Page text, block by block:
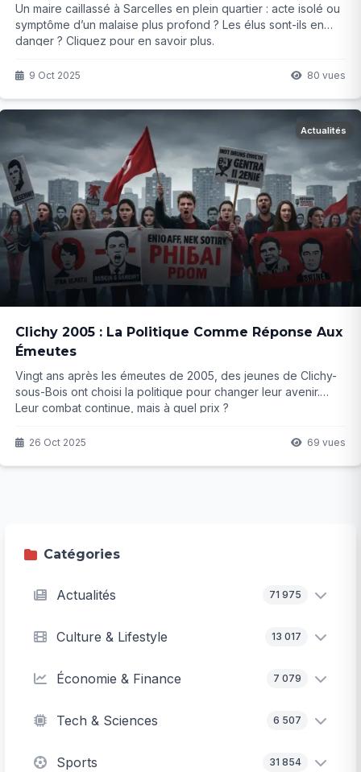
Un maire caillassé à Sarcelles en plein quartier : acte isolé ou
symptôme d’un malaise plus profond ? Les élus sont-ils en
danger ? Cliquez pour en savoir plus.
9 Oct 2025 80 vues
Actualités
Clichy 2005 : La Politique Comme Réponse Aux
Émeutes
Vingt ans après les émeutes de 2005, des jeunes de Clichy-
sous-Bois ont choisi la politique pour changer leur avenir.
Leur combat continue, mais à quel prix ?
26 Oct 2025 69 vues
Catégories
Actualités 71 975
Culture & Lifestyle 13 017
Économie & Finance 7 079
Tech & Sciences 6 507
Sports 31 854